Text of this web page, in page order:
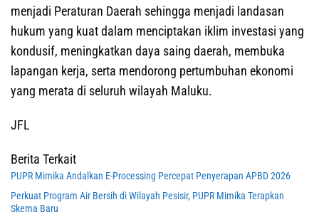
menjadi Peraturan Daerah sehingga menjadi landasan
hukum yang kuat dalam menciptakan iklim investasi yang
kondusif, meningkatkan daya saing daerah, membuka
lapangan kerja, serta mendorong pertumbuhan ekonomi
yang merata di seluruh wilayah Maluku.
JFL
Berita Terkait
PUPR Mimika Andalkan E-Processing Percepat Penyerapan APBD 2026
Perkuat Program Air Bersih di Wilayah Pesisir, PUPR Mimika Terapkan
Skema Baru